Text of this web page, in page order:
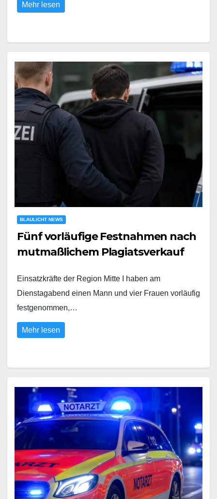
Mehr lesen
BLAULICHT NEWS
Fünf vorläufige Festnahmen nach
mutmaßlichem Plagiatsverkauf
Einsatzkräfte der Region Mitte I haben am
Dienstagabend einen Mann und vier Frauen vorläufig
festgenommen,…
Mehr lesen